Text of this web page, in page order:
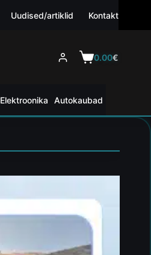
Uudised/artiklid Kontakt
0.00€
Elektroonika Autokaubad